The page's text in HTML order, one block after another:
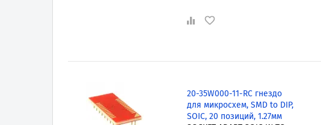
20-35W000-11-RC гнездо
для микросхем, SMD to DIP,
SOIC, 20 позиций, 1.27мм